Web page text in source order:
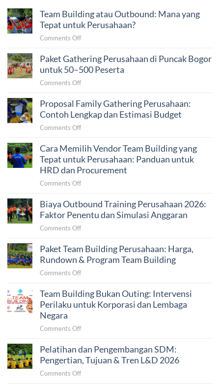
Team Building atau Outbound: Mana yang
Tepat untuk Perusahaan?
Comments Offon
Building
atau
Tepat
untuk
Perusahaan?
Paket Gathering Perusahaan di Puncak Bogor
untuk 50–500 Peserta
Comments Offon
Gathering
Perusahaan
di
untuk
50–
500
Peserta
Proposal Family Gathering Perusahaan:
Contoh Lengkap dan Estimasi Budget
Comments Offon
Family
Gathering
Perusahaan:
Estimasi
Budget
Cara Memilih Vendor Team Building yang
Tepat untuk Perusahaan: Panduan untuk
HRD dan Procurement
Comments Offon
Memilih
Vendor
Tepat
untuk
Perusahaan:
untuk
HRD
Biaya Outbound Training Perusahaan 2026:
Faktor Penentu dan Simulasi Anggaran
Comments Offon
Outbound
Training
Perusahaan
Penentu
dan
Anggaran
Paket Team Building Perusahaan: Harga,
Rundown & Program Team Building
Comments Offon
Team
Building
Perusahaan:
Program
Team
Building
Team Building Bukan Outing: Intervensi
Perilaku untuk Korporasi dan Lembaga
Negara
Comments Offon
Building
Bukan
Outing:
Pelatihan dan Pengembangan SDM:
Pengertian, Tujuan & Tren L&D 2026
Comments Offon